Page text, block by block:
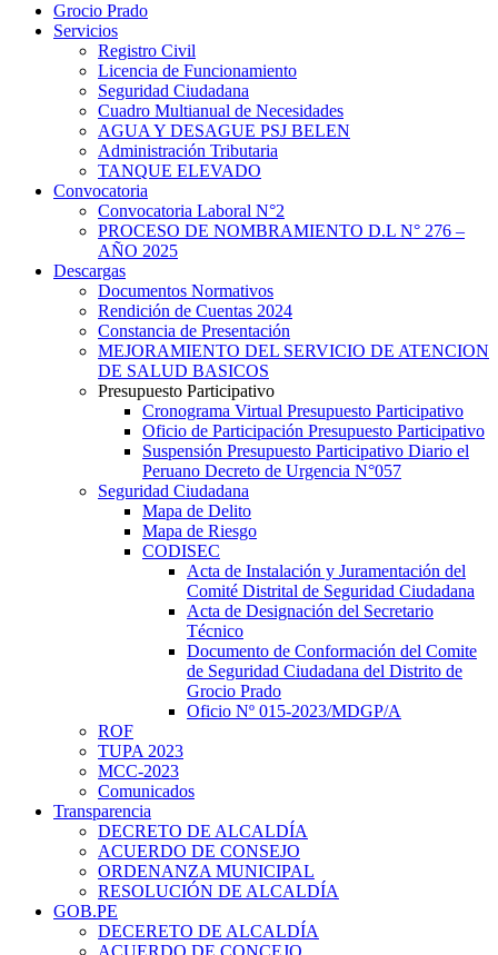
Grocio Prado
Servicios
Registro Civil
Licencia de Funcionamiento
Seguridad Ciudadana
Cuadro Multianual de Necesidades
AGUA Y DESAGUE PSJ BELEN
Administración Tributaria
TANQUE ELEVADO
Convocatoria
Convocatoria Laboral N°2
PROCESO DE NOMBRAMIENTO D.L N° 276 –
AÑO 2025
Descargas
Documentos Normativos
Rendición de Cuentas 2024
Constancia de Presentación
MEJORAMIENTO DEL SERVICIO DE ATENCION
DE SALUD BASICOS
Presupuesto Participativo
Cronograma Virtual Presupuesto Participativo
Oficio de Participación Presupuesto Participativo
Suspensión Presupuesto Participativo Diario el
Peruano Decreto de Urgencia N°057
Seguridad Ciudadana
Mapa de Delito
Mapa de Riesgo
CODISEC
Acta de Instalación y Juramentación del
Comité Distrital de Seguridad Ciudadana
Acta de Designación del Secretario
Técnico
Documento de Conformación del Comite
de Seguridad Ciudadana del Distrito de
Grocio Prado
Oficio Nº 015-2023/MDGP/A
ROF
TUPA 2023
MCC-2023
Comunicados
Transparencia
DECRETO DE ALCALDÍA
ACUERDO DE CONSEJO
ORDENANZA MUNICIPAL
RESOLUCIÓN DE ALCALDÍA
GOB.PE
DECERETO DE ALCALDÍA
ACUERDO DE CONCEJO